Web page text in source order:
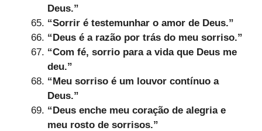
Deus.”
“Sorrir é testemunhar o amor de Deus.”
“Deus é a razão por trás do meu sorriso.”
“Com fé, sorrio para a vida que Deus me
deu.”
“Meu sorriso é um louvor contínuo a
Deus.”
“Deus enche meu coração de alegria e
meu rosto de sorrisos.”